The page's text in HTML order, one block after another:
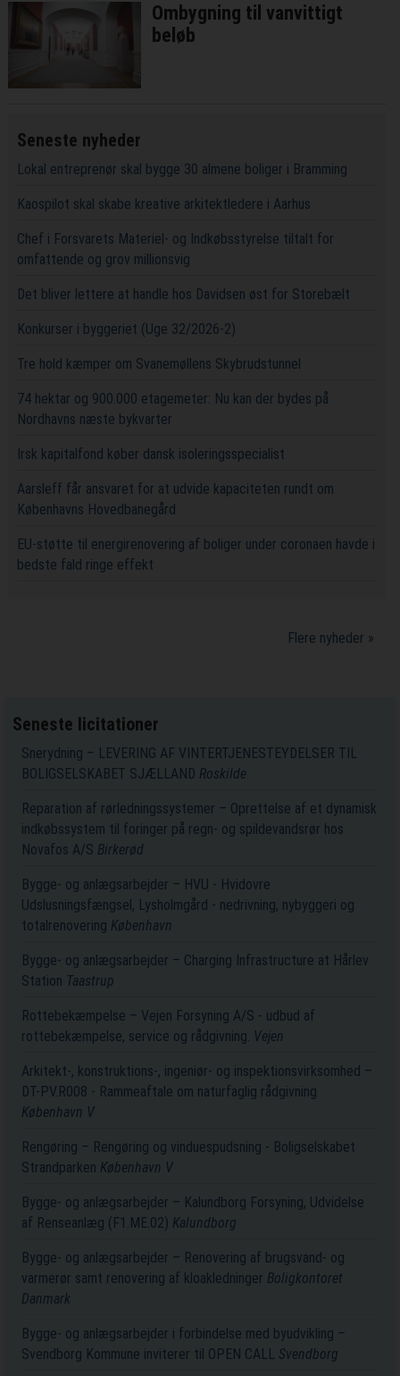
Ombygning til vanvittigt
beløb
Seneste nyheder
Lokal entreprenør skal bygge 30 almene boliger i Bramming
Kaospilot skal skabe kreative arkitektledere i Aarhus
Chef i Forsvarets Materiel- og Indkøbsstyrelse tiltalt for
omfattende og grov millionsvig
Det bliver lettere at handle hos Davidsen øst for Storebælt
Konkurser i byggeriet (Uge 32/2026-2)
Tre hold kæmper om Svanemøllens Skybrudstunnel
74 hektar og 900.000 etagemeter: Nu kan der bydes på
Nordhavns næste bykvarter
Irsk kapitalfond køber dansk isoleringsspecialist
Aarsleff får ansvaret for at udvide kapaciteten rundt om
Københavns Hovedbanegård
EU-støtte til energirenovering af boliger under coronaen havde i
bedste fald ringe effekt
Flere nyheder »
Seneste licitationer
Snerydning – LEVERING AF VINTERTJENESTEYDELSER TIL
BOLIGSELSKABET SJÆLLAND Roskilde
Reparation af rørledningssystemer – Oprettelse af et dynamisk
indkøbssystem til foringer på regn- og spildevandsrør hos
Novafos A/S Birkerød
Bygge- og anlægsarbejder – HVU - Hvidovre
Udslusningsfængsel, Lysholmgård - nedrivning, nybyggeri og
totalrenovering København
Bygge- og anlægsarbejder – Charging Infrastructure at Hårlev
Station Taastrup
Rottebekæmpelse – Vejen Forsyning A/S - udbud af
rottebekæmpelse, service og rådgivning. Vejen
Arkitekt-, konstruktions-, ingeniør- og inspektionsvirksomhed –
DT-PV.R008 - Rammeaftale om naturfaglig rådgivning
København V
Rengøring – Rengøring og vinduespudsning - Boligselskabet
Strandparken København V
Bygge- og anlægsarbejder – Kalundborg Forsyning, Udvidelse
af Renseanlæg (F1.ME.02) Kalundborg
Bygge- og anlægsarbejder – Renovering af brugsvand- og
varmerør samt renovering af kloakledninger Boligkontoret
Danmark
Bygge- og anlægsarbejder i forbindelse med byudvikling –
Svendborg Kommune inviterer til OPEN CALL Svendborg